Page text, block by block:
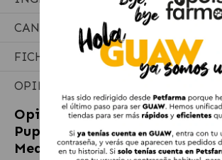
CANTIDADES RECOMENDADAS
FICHA TÉCNICA
OPINIONES
Opiniones sobreRoyal Canin
Puppy Pienso Para Cachorro
Mediano